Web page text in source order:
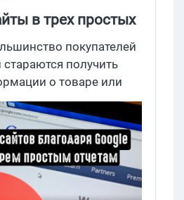
в трех простых
Analyticsпокупателей
получить
о товаре или
они сначала
о товаре и изучают
ростом использования
растет и
трафик. Только
года он увеличился на